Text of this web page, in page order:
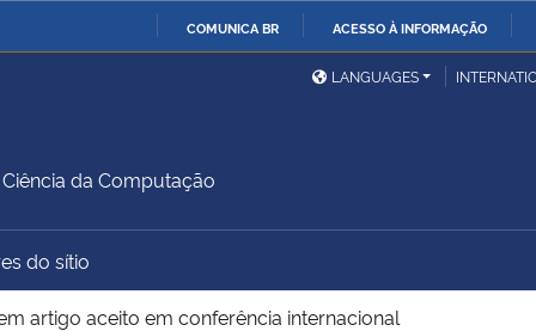
COMUNICA BR ACESSO À INFORMAÇÃO
Ministério da Defesa
Ministério das Relações
Exteriores
Ministério do
Desenvolvimento Regional
União
LANGUAGES
da Computação
do sítio
artigo aceito em conferência internacional